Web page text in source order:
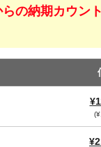
の納期カウン